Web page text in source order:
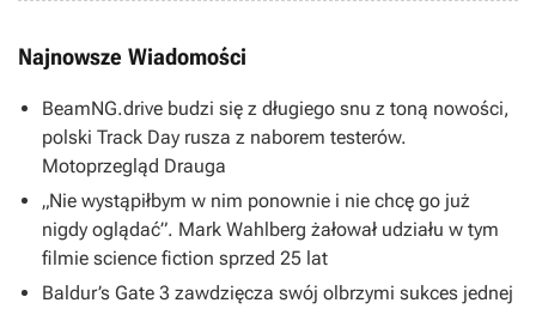
Najnowsze Wiadomości
BeamNG.drive budzi się z długiego snu z toną nowości,
polski Track Day rusza z naborem testerów.
Motoprzegląd Drauga
„Nie wystąpiłbym w nim ponownie i nie chcę go już
nigdy oglądać”. Mark Wahlberg żałował udziału w tym
filmie science fiction sprzed 25 lat
Baldur’s Gate 3 zawdzięcza swój olbrzymi sukces jednej